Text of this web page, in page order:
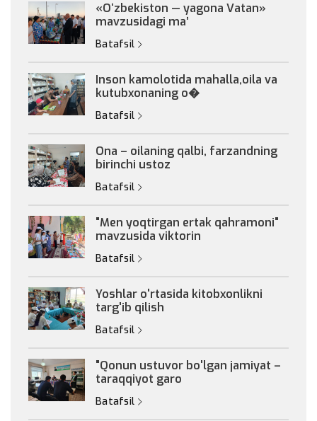
«Oʻzbekiston — yagona Vatan»
mavzusidagi maʼ
Batafsil
Inson kamolotida mahalla,oila va
kutubxonaning o�
Batafsil
Ona – oilaning qalbi, farzandning
birinchi ustoz
Batafsil
"Men yoqtirgan ertak qahramoni"
mavzusida viktorin
Batafsil
Yoshlar o'rtasida kitobxonlikni
targ'ib qilish
Batafsil
"Qonun ustuvor bo'lgan jamiyat –
taraqqiyot garo
Batafsil